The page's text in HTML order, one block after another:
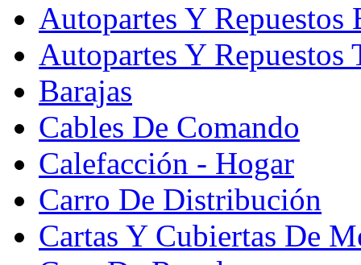
Autopartes Y Repuestos
Autopartes Y Repuestos
Barajas
Cables De Comando
Calefacción - Hogar
Carro De Distribución
Cartas Y Cubiertas De